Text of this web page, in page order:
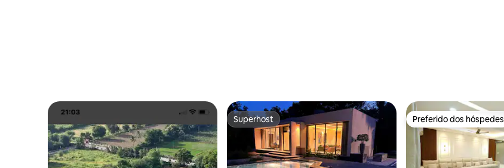
Superhost
Superhost Preferido dos hóspedes
Preferido dos hóspedes